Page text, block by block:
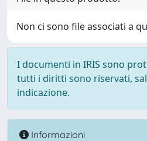
Non ci sono file associati a
I documenti in IRIS sono
tutti i diritti sono riservati,
indicazione.
Informazioni